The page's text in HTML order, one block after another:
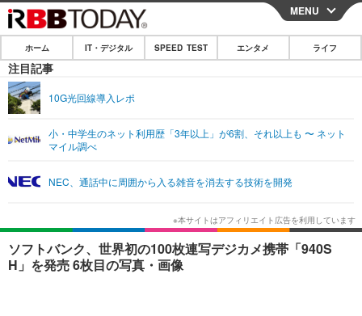
CLOSE
ホーム
IT・デジタル
ネタ
ショッピング その他
エンタメTOP 映画・ドラマ
韓国・芸能
音楽 スポーツ
ライフTOP グルメ
ペット ショッピング
リリース一覧
プッシュ通知の停止方法
MENU
ホーム IT・デジタル SPEED TEST エンタメ ライフ
注目記事
10G光回線導入レポ
小・中学生のネット利用歴「3年以上」が6割、それ以上も 〜 ネット
マイル調べ
NEC、通話中に周囲から入る雑音を消去する技術を開発
ソフトバンク、世界初の100枚連写デジカメ携帯「940S
H」を発売 6枚目の写真・画像